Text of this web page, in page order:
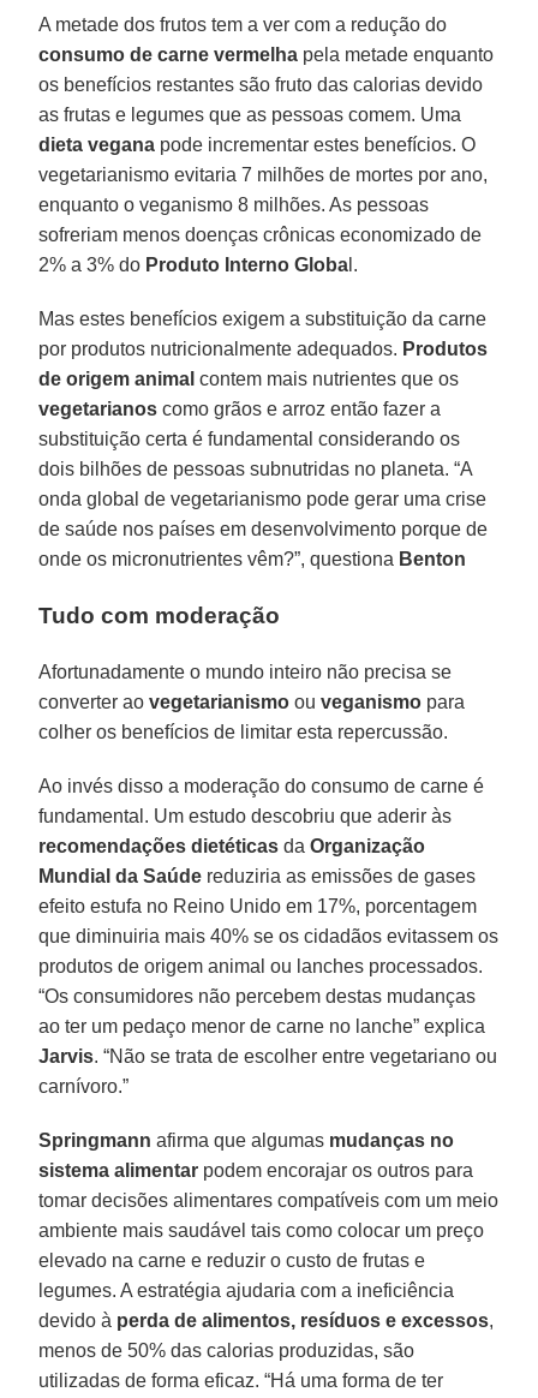
A metade dos frutos tem a ver com a redução do
consumo de carne vermelha pela metade enquanto
os benefícios restantes são fruto das calorias devido
as frutas e legumes que as pessoas comem. Uma
dieta vegana pode incrementar estes benefícios. O
vegetarianismo evitaria 7 milhões de mortes por ano,
enquanto o veganismo 8 milhões. As pessoas
sofreriam menos doenças crônicas economizado de
2% a 3% do Produto Interno Globa l.
Mas estes benefícios exigem a substituição da carne
por produtos nutricionalmente adequados. Produtos
de origem animal contem mais nutrientes que os
vegetarianos como grãos e arroz então fazer a
substituição certa é fundamental considerando os
dois bilhões de pessoas subnutridas no planeta. “A
onda global de vegetarianismo pode gerar uma crise
de saúde nos países em desenvolvimento porque de
onde os micronutrientes vêm?”, questiona Benton
Tudo com moderação
Afortunadamente o mundo inteiro não precisa se
converter aovegetarianismo ouveganismo para
colher os benefícios de limitar esta repercussão.
Ao invés disso a moderação do consumo de carne é
fundamental. Um estudo descobriu que aderir às
recomendações dietéticas daOrganização
Mundial da Saúde reduziria as emissões de gases
efeito estufa no Reino Unido em 17%, porcentagem
que diminuiria mais 40% se os cidadãos evitassem os
produtos de origem animal ou lanches processados.
“Os consumidores não percebem destas mudanças
ao ter um pedaço menor de carne no lanche” explica
Jarvis. “Não se trata de escolher entre vegetariano ou
carnívoro.”
Springmann afirma que algumas mudanças no
sistema alimentar podem encorajar os outros para
tomar decisões alimentares compatíveis com um meio
ambiente mais saudável tais como colocar um preço
elevado na carne e reduzir o custo de frutas e
legumes. A estratégia ajudaria com a ineficiência
devido à perda de alimentos, resíduos e excessos,
menos de 50% das calorias produzidas, são
utilizadas de forma eficaz. “Há uma forma de ter